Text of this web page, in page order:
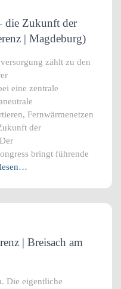
die Zukunft der
| Magdeburg)
zählt zu den
eine zentrale
Fernwärmenetzen
der
bringt führende
| Breisach am
Die eigentliche